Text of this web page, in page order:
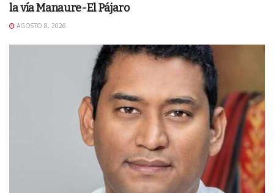
la vía Manaure-El Pájaro
AGOSTO 8, 2026